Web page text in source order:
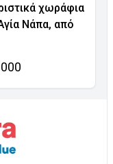
χωράφια
Νάπα, από